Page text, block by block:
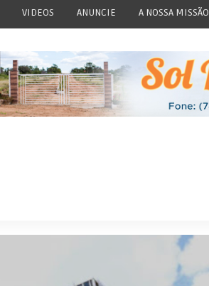
VIDEOS ANUNCIE A NOSSA MISSÃO